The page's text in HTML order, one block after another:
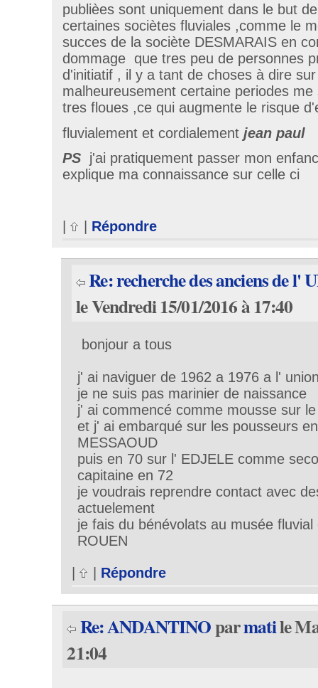
publièes sont uniquement dans le but
certaines sociètes fluviales ,comme le
succes de la sociète DESMARAIS en
dommage que tres peu de personnes
d'initiatif , il y a tant de choses à dire
malheureusement certaine periodes
tres floues ,ce qui augmente le risque
fluvialement et cordialementjean paul
PS j'ai pratiquement passer mon
explique ma connaissance sur celle ci
| Répondre
Re: recherche des anciens de l'
le Vendredi 15/01/2016 à 17:40
bonjour a tous
j' ai naviguer de 1962 a 1976 a l'
je ne suis pas marinier de naissance
j' ai commencé comme mousse sur
et j' ai embarqué sur les pousseurs
MESSAOUD
puis en 70 sur l' EDJELE comme
capitaine en 72
je voudrais reprendre contact avec
actuelement
je fais du bénévolats au musée
ROUEN
| | Répondre
Re: ANDANTINOparmatile
21:04